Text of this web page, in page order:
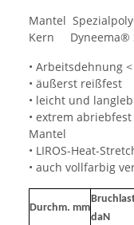
Mantel
Kern Dyneema®
• Arbeitsdehnung <
• äußerst reißfest
• leicht und
• extrem
Mantel
• LIROS-Heat-
• auch vollfarbig
Durchm. mm
daN